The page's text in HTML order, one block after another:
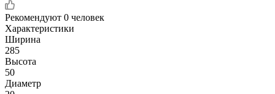
Рекомендуют 0 человек
Характеристики
Ширина
285
Высота
50
Диаметр